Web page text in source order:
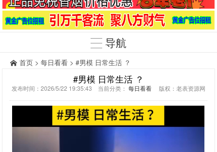
导航
首页 > 每日看看 > #男模 日常生活 ？
#男模 日常生活 ？
发布时间：2026/5/22 19:35:43 当前分类： 每日看看 版权：老表资源网